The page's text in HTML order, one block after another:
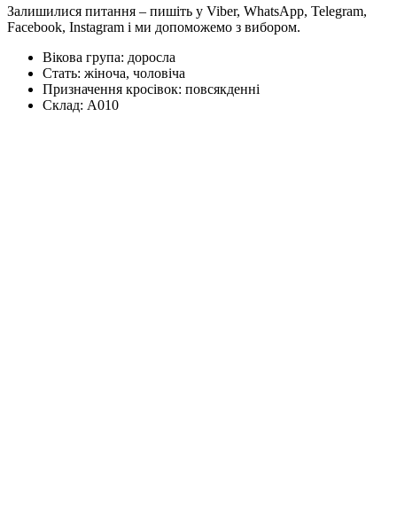
Залишилися питання – пишіть у Viber, WhatsApp, Telegram,
Facebook, Instagram і ми допоможемо з вибором.
Вікова група: доросла
Стать: жіноча, чоловіча
Призначення кросівок: повсякденні
Склад: А010